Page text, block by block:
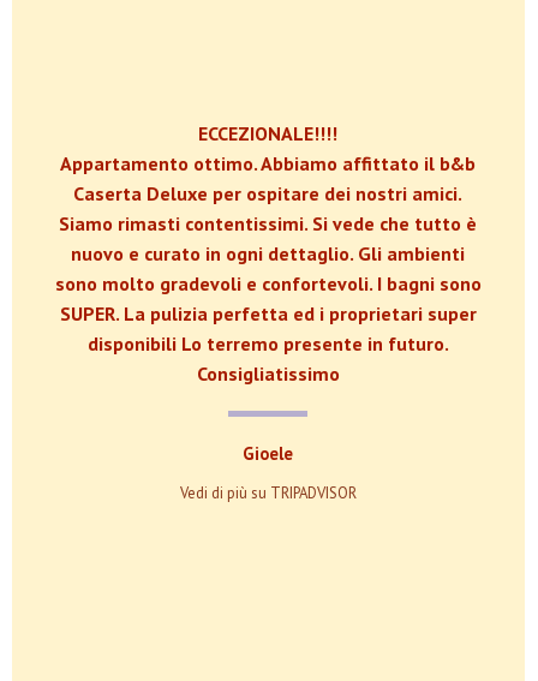
ECCEZIONALE!!!!
Appartamento ottimo. Abbiamo affittato il b&b
Caserta Deluxe per ospitare dei nostri amici.
Siamo rimasti contentissimi. Si vede che tutto è
nuovo e curato in ogni dettaglio. Gli ambienti
sono molto gradevoli e confortevoli. I bagni sono
SUPER. La pulizia perfetta ed i proprietari super
disponibili Lo terremo presente in futuro.
Consigliatissimo
Gioele
Vedi di più su TRIPADVISOR